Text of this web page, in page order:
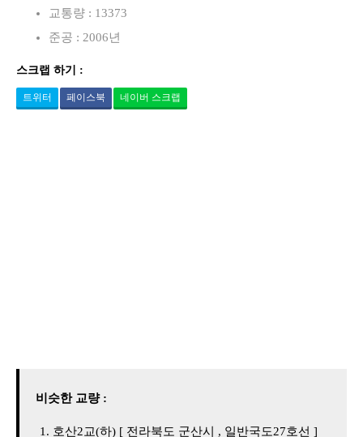
교통량 : 13373
준공 : 2006년
스크랩 하기 :
트위터 페이스북 네이버 스크랩
비슷한 교량 :
호산2교(하) [ 전라북도 군산시 , 일반국도27호선 ]